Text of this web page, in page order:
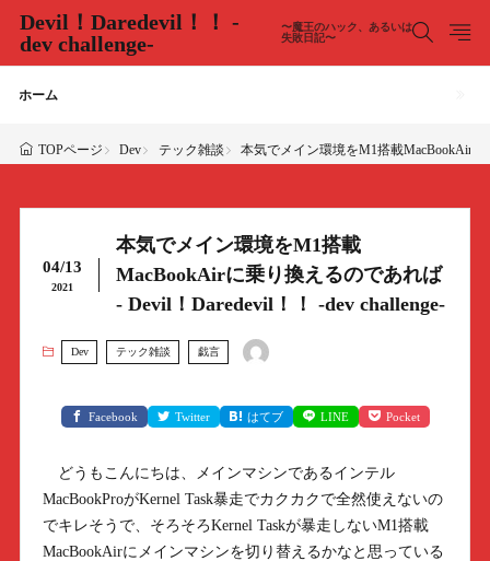
Devil！Daredevil！！ -
dev challenge-
〜魔王のハック、あるいは
失敗日記〜
ホーム
TOPページ Dev テック雑談 本気でメイン環境をM1搭載MacBookAirに
04/13
2021
本気でメイン環境をM1搭載
MacBookAirに乗り換えるのであれば
- Devil！Daredevil！！ -dev challenge-
Dev テック雑談 戯言
Facebook Twitter はてブ LINE Pocket
どうもこんにちは、メインマシンであるインテル
MacBookProがKernel Task暴走でカクカクで全然使えないの
でキレそうで、そろそろKernel Taskが暴走しないM1搭載
MacBookAirにメインマシンを切り替えるかなと思っている